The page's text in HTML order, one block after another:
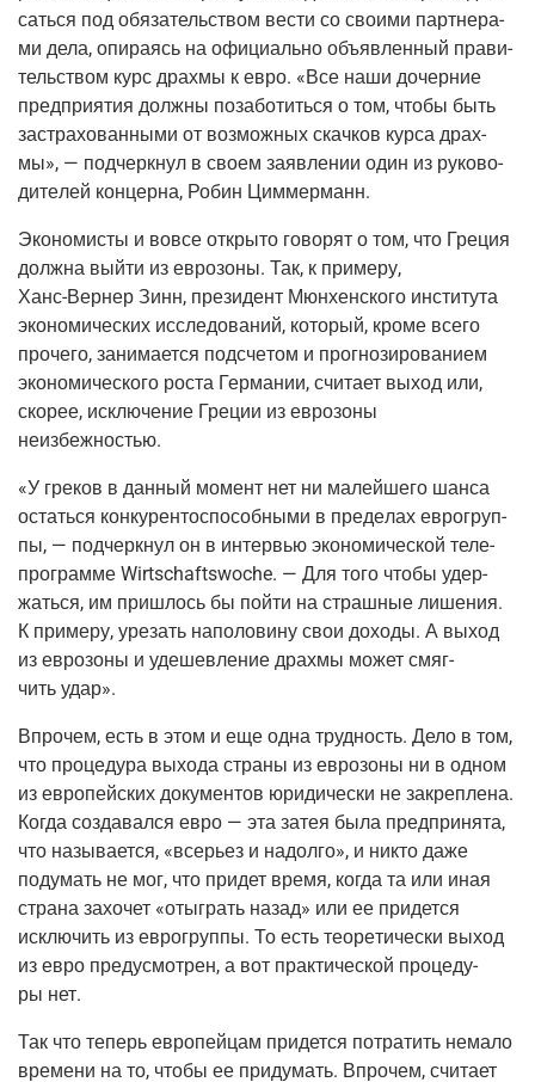
сать­ся под обя­за­тель­ством вести со сво­и­ми парт­не­ра­
ми дела, опи­ра­ясь на офи­ци­аль­но объ­яв­лен­ный пра­ви­
тель­ством курс драх­мы к евро. «Все наши дочер­ние
пред­при­я­тия долж­ны поза­бо­тить­ся о том, что­бы быть
застра­хо­ван­ны­ми от воз­мож­ных скач­ков кур­са драх­
мы», — под­черк­нул в сво­ем заяв­ле­нии один из руко­во­
ди­те­лей кон­цер­на, Робин Циммерманн.
Эко­но­ми­сты и вовсе откры­то гово­рят о том, что Гре­ция
долж­на вый­ти из евро­зо­ны. Так, к при­ме­ру,
Ханс-Вер­нер Зинн, пре­зи­дент Мюн­хен­ско­го инсти­ту­та
эко­но­ми­че­ских иссле­до­ва­ний, кото­рый, кро­ме все­го
про­че­го, зани­ма­ет­ся под­сче­том и про­гно­зи­ро­ва­ни­ем
эко­но­ми­че­ско­го роста Гер­ма­нии, счи­та­ет выход или,
ско­рее, исклю­че­ние Гре­ции из евро­зо­ны
неизбежностью.
«У гре­ков в дан­ный момент нет ни малей­ше­го шан­са
остать­ся кон­ку­рен­то­спо­соб­ны­ми в пре­де­лах евро­груп­
пы, — под­черк­нул он в интер­вью эко­но­ми­че­ской теле­
про­грам­ме Wirtschaftswoche. — Для того что­бы удер­
жать­ся, им при­шлось бы пой­ти на страш­ные лише­ния.
К при­ме­ру, уре­зать напо­ло­ви­ну свои дохо­ды. А выход
из евро­зо­ны и уде­шев­ле­ние драх­мы может смяг­
чить удар».
Впро­чем, есть в этом и еще одна труд­ность. Дело в том,
что про­це­ду­ра выхо­да стра­ны из евро­зо­ны ни в одном
из евро­пей­ских доку­мен­тов юри­ди­че­ски не закреп­ле­на.
Когда созда­вал­ся евро — эта затея была пред­при­ня­та,
что назы­ва­ет­ся, «все­рьез и надол­го», и никто даже
поду­мать не мог, что при­дет вре­мя, когда та или иная
стра­на захо­чет «отыг­рать назад» или ее при­дет­ся
исклю­чить из евро­груп­пы. То есть тео­ре­ти­че­ски выход
из евро преду­смот­рен, а вот прак­ти­че­ской про­це­ду­
ры нет.
Так что теперь евро­пей­цам при­дет­ся потра­тить нема­ло
вре­ме­ни на то, что­бы ее при­ду­мать. Впро­чем, счи­та­ет